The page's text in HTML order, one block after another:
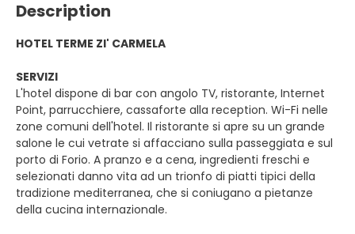
Description
HOTEL TERME ZI' CARMELA
SERVIZI
L'hotel dispone di bar con angolo TV, ristorante, Internet
Point, parrucchiere, cassaforte alla reception. Wi-Fi nelle
zone comuni dell'hotel. Il ristorante si apre su un grande
salone le cui vetrate si affacciano sulla passeggiata e sul
porto di Forio. A pranzo e a cena, ingredienti freschi e
selezionati danno vita ad un trionfo di piatti tipici della
tradizione mediterranea, che si coniugano a pietanze
della cucina internazionale.